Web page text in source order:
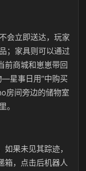
会立即送达，玩家
；家具则可以通过
前商城和崽崽带回
—星事日用”中购买
房间旁边的储物室
。
果未见其踪迹，
箱，点击后机器人